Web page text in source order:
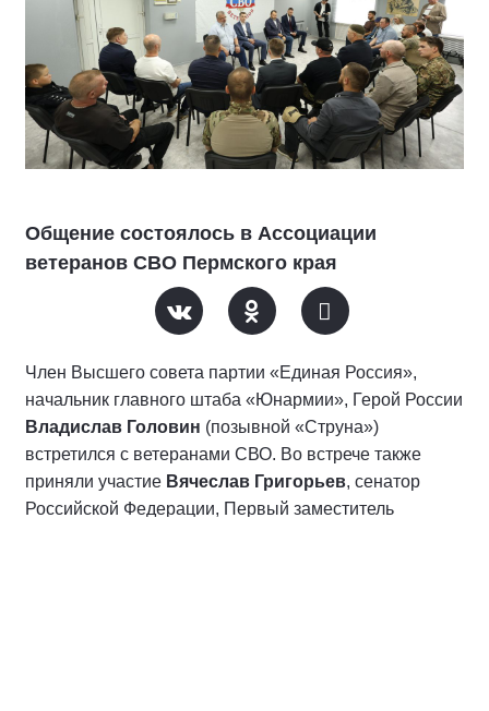
Общение состоялось в Ассоциации
ветеранов СВО Пермского края
Член Высшего совета партии «Единая Россия»,
начальник главного штаба «Юнармии», Герой России
Владислав Головин (позывной «Струна»)
встретился с ветеранами СВО. Во встрече также
приняли участие Вячеслав Григорьев, сенатор
Российской Федерации, Первый заместитель